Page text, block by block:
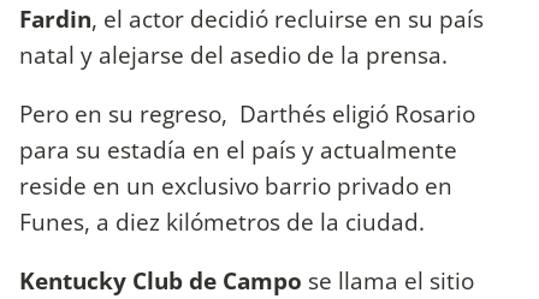
Fardin, el actor decidió recluirse en su país
natal y alejarse del asedio de la prensa.
Pero en su regreso, Darthés eligió Rosario
para su estadía en el país y actualmente
reside en un exclusivo barrio privado en
Funes, a diez kilómetros de la ciudad.
Kentucky Club de Campo se llama el sitio